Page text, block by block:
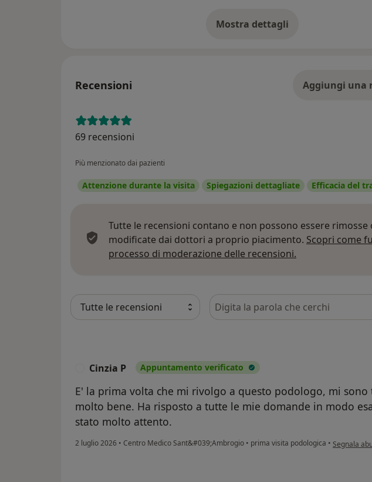
Mostra dettagli
sull'indirizzo
Recensioni Aggiungi una
69 recensioni
Più menzionato dai pazienti
Attenzione durante la visita Spiegazioni dettagliate Efficacia del
Tutte le recensioni contano e non possono essere rimosse
modificate dai dottori a proprio piacimento. Scopri come
processo di moderazione delle recensioni.
Cerca nelle recensioni
Cinzia P Appuntamento verificato
E' la prima volta che mi rivolgo a questo podologo, mi sono
molto bene. Ha risposto a tutte le mie domande in modo
stato molto attento.
2 luglio 2026 • Centro Medico Sant&#039;Ambrogio • prima visita podologica • secondo
Segnala